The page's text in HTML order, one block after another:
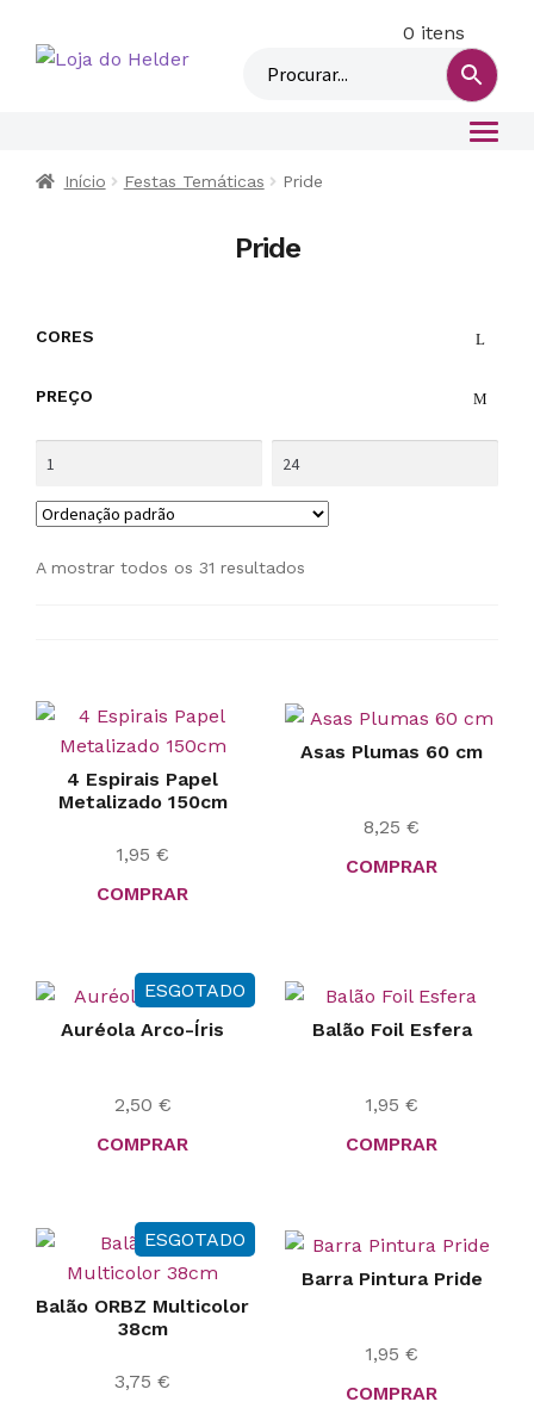
0 itens
Início Festas Temáticas Pride
Pride
CORES
PREÇO
A mostrar todos os 31 resultados
4 Espirais Papel
Metalizado 150cm
1,95 €
COMPRAR
Asas Plumas 60 cm
8,25 €
COMPRAR
ESGOTADO
Auréola Arco-Íris
2,50 €
COMPRAR
Balão Foil Esfera
1,95 €
COMPRAR
ESGOTADO
Balão ORBZ Multicolor
38cm
3,75 €
Barra Pintura Pride
1,95 €
COMPRAR